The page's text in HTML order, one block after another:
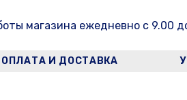
магазина ежедневно с 9.00
ОПЛАТА И ДОСТАВКА